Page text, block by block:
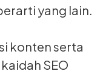
yang lain.
konten serta
SEO